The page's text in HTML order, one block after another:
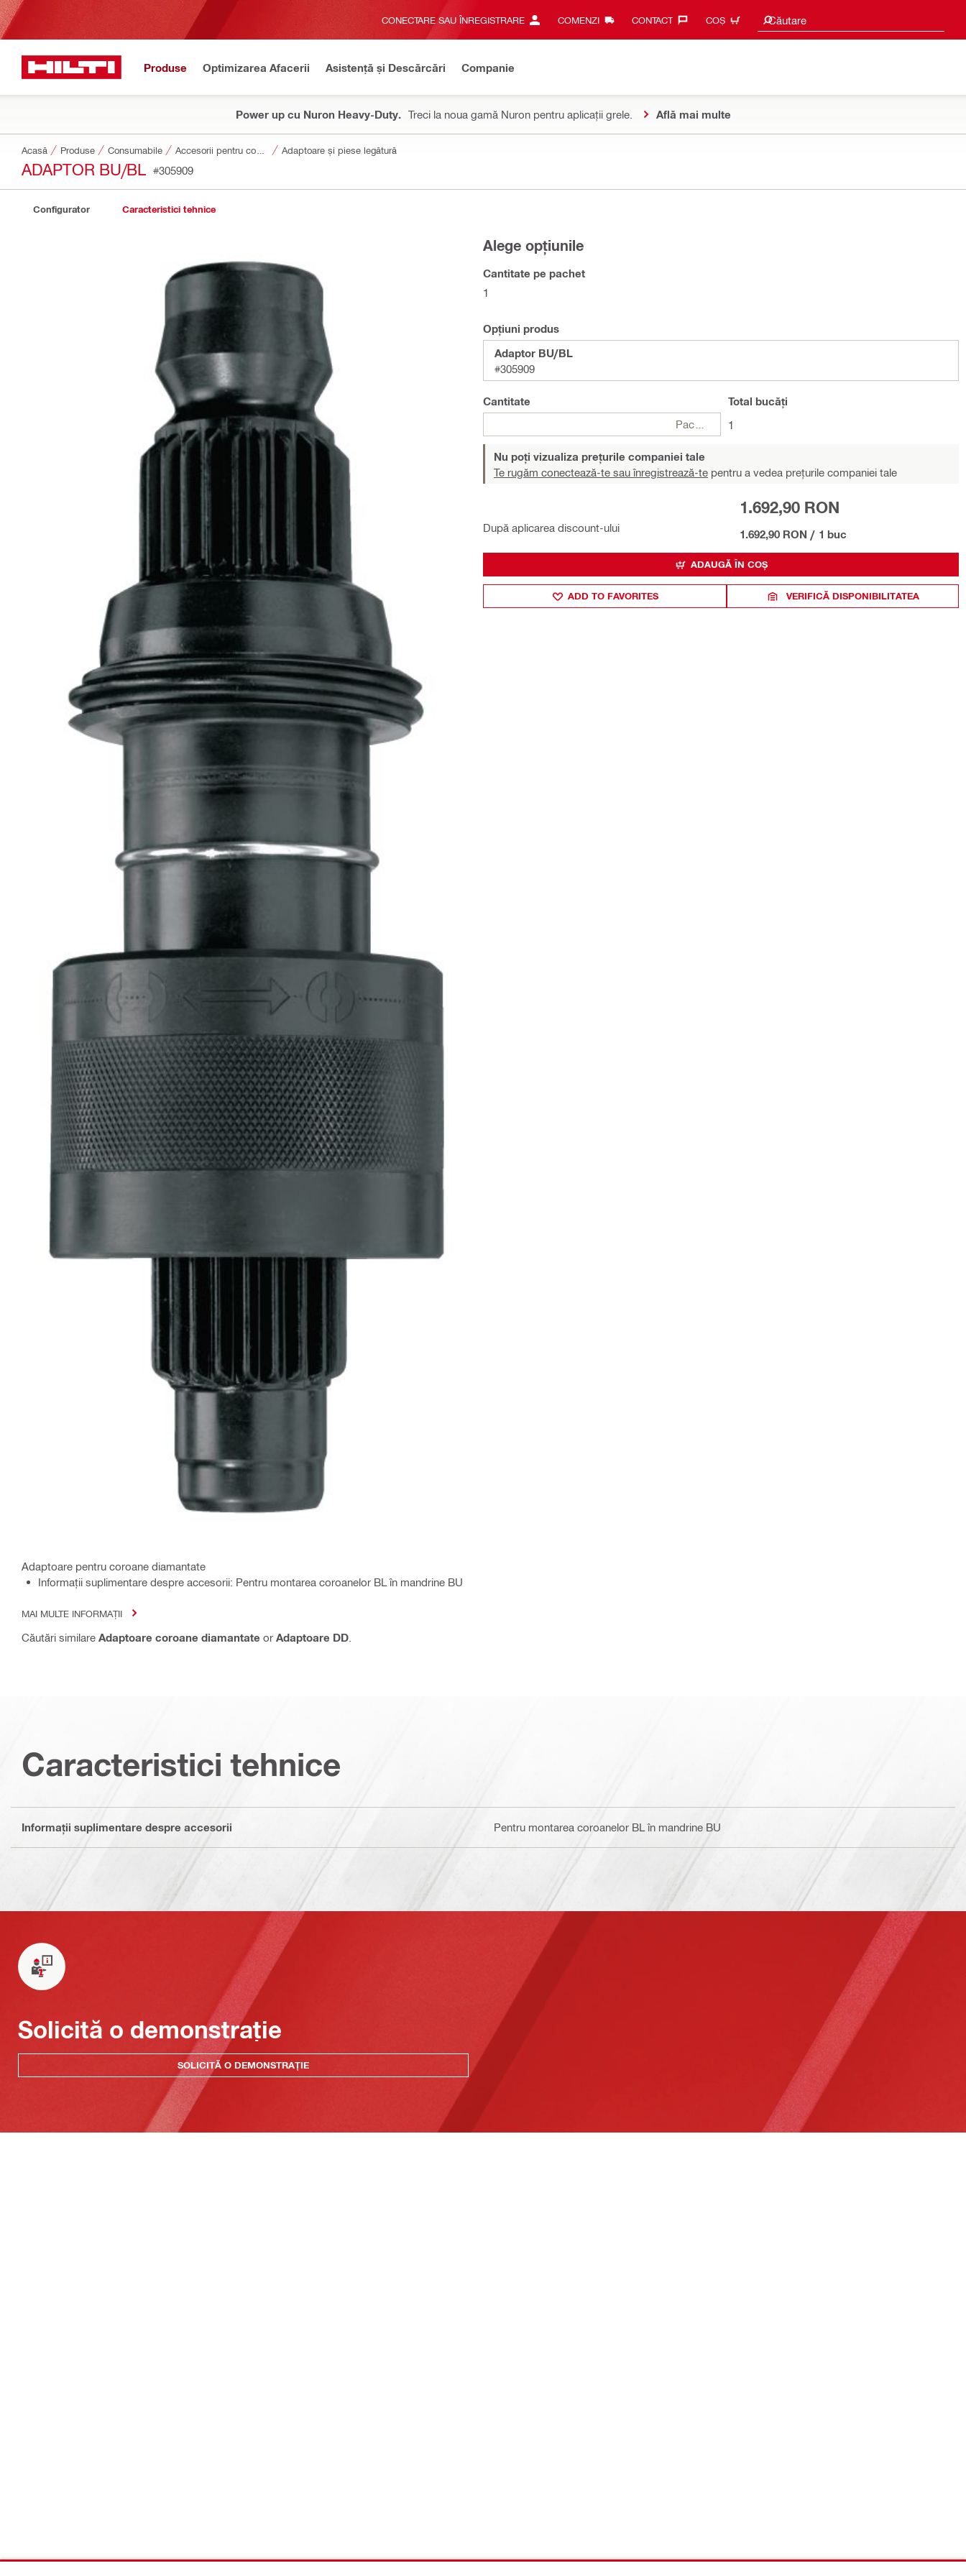
CONECTARE SAU ÎNREGISTRARE COMENZI CONTACT‎ COȘ Căutare
Caută sugestii
Produse Optimizarea Afacerii Asistență și Descărcări Companie
Power up cu Nuron Heavy-Duty. Treci la noua gamă Nuron pentru aplicații grele. Află mai multe
Acasă Produse Consumabile Adaptoare și piese legătură
ADAPTOR BU/BL #305909
Configurator Caracteristici tehnice
Adaptoare pentru coroane diamantate
Informaţii suplimentare despre accesorii: Pentru montarea coroanelor BL în mandrine BU
MAI MULTE INFORMAȚII
Căutări similare Adaptoare coroane diamantate or Adaptoare DD
Alege opțiunile
Cantitate pe pachet
1
Opțiuni produs
Adaptor BU/BL
#305909
Cantitate
Total bucăți
1
Nu poți vizualiza prețurile companiei tale
Te rugăm conectează-te sau înregistrează-te pentru a vedea prețurile companiei tale
După aplicarea discount-ului
1.692,90 RON
1.692,90 RON / 1 buc
ADAUGĂ ÎN COȘ
ADD TO FAVORITES VERIFICĂ DISPONIBILITATEA
Caracteristici tehnice
Informaţii suplimentare despre accesorii Pentru montarea coroanelor BL în mandrine BU
Solicită o demonstrație
SOLICITĂ O DEMONSTRAȚIE